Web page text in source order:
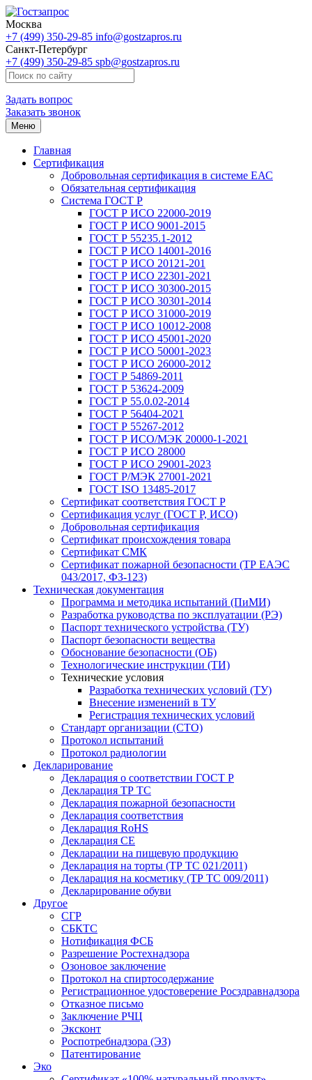
Москва
+7 (499) 350-29-85 info@gostzapros.ru
Санкт-Петербург
+7 (499) 350-29-85 spb@gostzapros.ru
Задать вопрос
Заказать звонок
Меню
Главная
Сертификация
Добровольная сертификация в системе ЕАС
Обязательная сертификация
Система ГОСТ Р
ГОСТ Р ИСО 22000-2019
ГОСТ Р ИСО 9001-2015
ГОСТ Р 55235.1-2012
ГОСТ Р ИСО 14001-2016
ГОСТ Р ИСО 20121-201
ГОСТ Р ИСО 22301-2021
ГОСТ Р ИСО 30300-2015
ГОСТ Р ИСО 30301-2014
ГОСТ Р ИСО 31000-2019
ГОСТ Р ИСО 10012-2008
ГОСТ Р ИСО 45001-2020
ГОСТ Р ИСО 50001-2023
ГОСТ Р ИСО 26000-2012
ГОСТ Р 54869-2011
ГОСТ Р 53624-2009
ГОСТ Р 55.0.02-2014
ГОСТ Р 56404-2021
ГОСТ Р 55267-2012
ГОСТ Р ИСО/МЭК 20000-1-2021
ГОСТ Р ИСО 28000
ГОСТ Р ИСО 29001-2023
ГОСТ Р/МЭК 27001-2021
ГОСТ ISO 13485-2017
Сертификат соответствия ГОСТ Р
Сертификация услуг (ГОСТ Р, ИСО)
Добровольная сертификация
Сертификат происхождения товара
Сертификат СМК
Сертификат пожарной безопасности (ТР ЕАЭС
043/2017, ФЗ-123)
Техническая документация
Программа и методика испытаний (ПиМИ)
Разработка руководства по эксплуатации (РЭ)
Паспорт технического устройства (ТУ)
Паспорт безопасности вещества
Обоснование безопасности (ОБ)
Технологические инструкции (ТИ)
Технические условия
Разработка технических условий (ТУ)
Внесение изменений в ТУ
Регистрация технических условий
Стандарт организации (СТО)
Протокол испытаний
Протокол радиологии
Декларирование
Декларация о соответствии ГОСТ Р
Декларация ТР ТС
Декларация пожарной безопасности
Декларация соответствия
Декларация RoHS
Декларация СЕ
Декларации на пищевую продукцию
Декларация на торты (ТР ТС 021/2011)
Декларация на косметику (ТР ТС 009/2011)
Декларирование обуви
Другое
СГР
СБКТС
Нотификация ФСБ
Разрешение Ростехнадзора
Озоновое заключение
Протокол на спиртосодержание
Регистрационное удостоверение Росздравнадзора
Отказное письмо
Заключение РЧЦ
Эксконт
Роспотребнадзора (ЭЗ)
Патентирование
Эко